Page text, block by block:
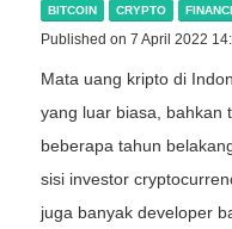
BITCOIN CRYPTO
Published on 7 April 2022
Mata uang kripto di
yang luar biasa, bahkan
beberapa tahun
sisi investor
juga banyak developer